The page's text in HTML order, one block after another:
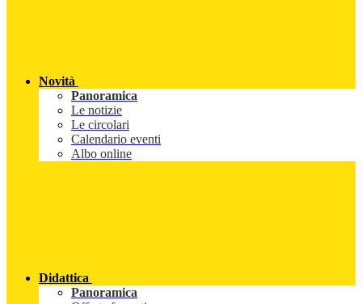
Novità
Panoramica
Le notizie
Le circolari
Calendario eventi
Albo online
Didattica
Panoramica